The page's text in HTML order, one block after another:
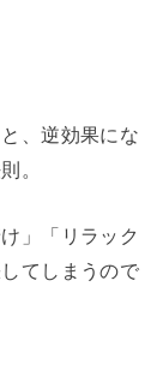
、逆効果にな
。
」「リラック
てしまうので